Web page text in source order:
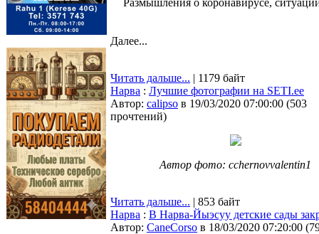
Размышления о коронавирусе,
Далее...
Читать дальше... | 1179 байт
Нарва : Лучшие фотографии на SETI.ee
Автор: calipso в 19/03/2020 07:00:00 (503
прочтений)
Автор фото: cchernovvalentin1
Читать дальше... | 853 байт
Нарва : В Нарва-Йыэсуу детские сады
Автор: CaneCorso в 18/03/2020 07:20:00 (